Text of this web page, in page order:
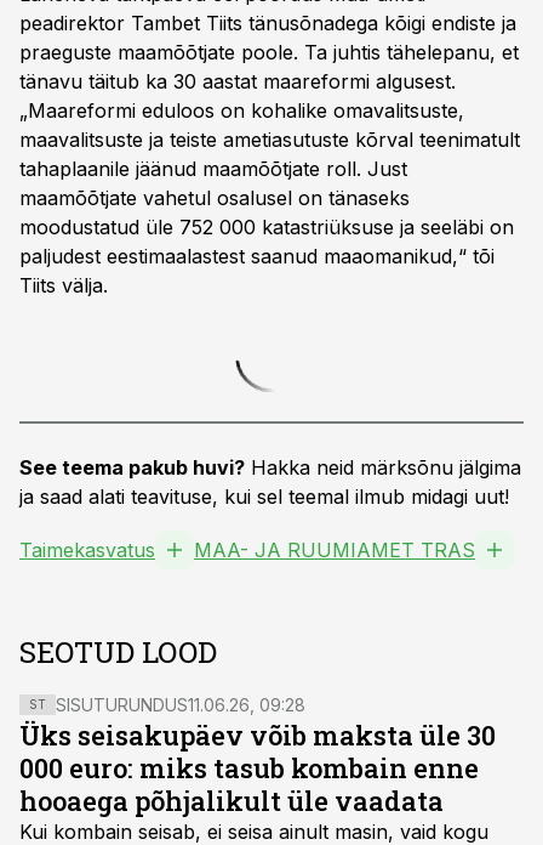
peadirektor Tambet Tiits tänusõnadega kõigi endiste ja
praeguste maamõõtjate poole. Ta juhtis tähelepanu, et
tänavu täitub ka 30 aastat maareformi algusest.
„Maareformi eduloos on kohalike omavalitsuste,
maavalitsuste ja teiste ametiasutuste kõrval teenimatult
tahaplaanile jäänud maamõõtjate roll. Just
maamõõtjate vahetul osalusel on tänaseks
moodustatud üle 752 000 katastriüksuse ja seeläbi on
paljudest eestimaalastest saanud maaomanikud,“ tõi
Tiits välja.
See teema pakub huvi? Hakka neid märksõnu jälgima
ja saad alati teavituse, kui sel teemal ilmub midagi uut!
Taimekasvatus MAA- JA RUUMIAMET TRAS
SEOTUD LOOD
ST SISUTURUNDUS11.06.26, 09:28
Üks seisakupäev võib maksta üle 30
000 euro: miks tasub kombain enne
hooaega põhjalikult üle vaadata
Kui kombain seisab, ei seisa ainult masin, vaid kogu